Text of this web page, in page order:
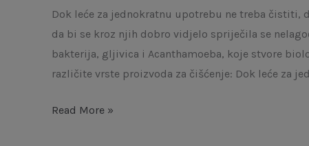
Dok leće za jednokratnu upotrebu ne treba
da bi se kroz njih dobro vidjelo spriječila se
bakterija, gljivica i Acanthamoeba, koje stvore
različite vrste proizvoda za čišćenje: Dok leće za
Read More »